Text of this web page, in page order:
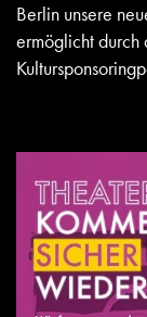
Berlin unsere
ermöglicht